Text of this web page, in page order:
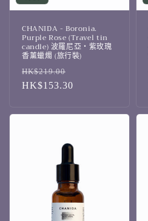
CHANIDA - Boronia.
Purple Rose (Travel tin
candle) 波羅尼亞・紫玫瑰
香薰蠟燭 (旅行裝)
定
價
HK$219.00
價
HK$153.30